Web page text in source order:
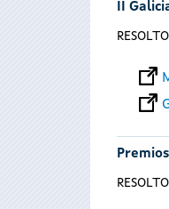
II
RESOLTO
RESOLTO